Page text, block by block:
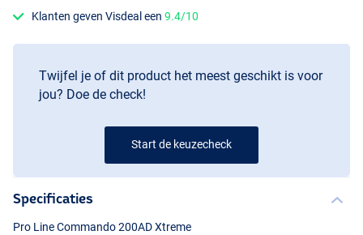
Klanten geven Visdeal een9.4/10
Twijfel je of dit product het meest geschikt is voor
jou? Doe de check!
Start de keuzecheck
Specificaties
Pro Line Commando 200AD Xtreme